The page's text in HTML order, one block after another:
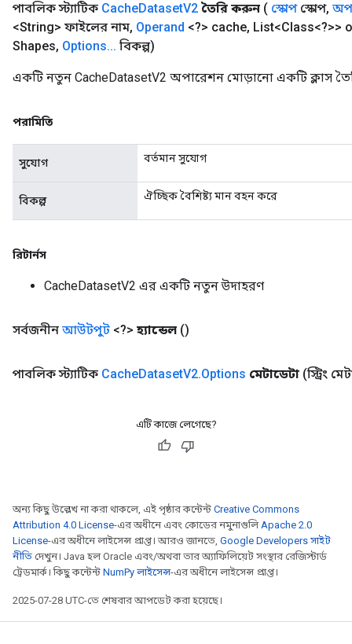
পাবলিক স্ট্যাটিক CacheDatasetV2 তৈরি করুন ( স্কোপস্কোপ,
<String> ফাইলের নাম, Operand <?> cache, List<Class<?>>
Shapes, Options... বিকল্প)
একটি নতুন CacheDatasetV2 অপারেশন মোড়ানো একটি ক্লাস
পরামিতি
সুযোগ বর্তমান সুযোগ
বিকল্প ঐচ্ছিক বৈশিষ্ট্য মান বহন করে
রিটার্নস
CacheDatasetV2 এর একটি নতুন উদাহরণ
সর্বজনীন আউটপুট <?> হ্যান্ডেল ()
পাবলিক স্ট্যাটিক CacheDatasetV2.Options মেটাডেটা (স্ট্রিং
এটি কাজে লেগেছে?
অন্য কিছু উল্লেখ না করা থাকলে, এই পৃষ্ঠার কন্টেন্ট Creative Commons
Attribution 4.0 License-এর অধীনে এবং কোডের নমুনাগুলিApache 2.0
License-এর অধীনে লাইসেন্স প্রাপ্ত। আরও জানতে, Google Developers সাইট
নীতি দেখুন। Java হল Oracle এবং/অথবা তার অ্যাফিলিয়েট সংস্থার রেজিস্টার্ড
ট্রেডমার্ক। কিছু কন্টেন্ট NumPy লাইসেন্স-এর অধীনে লাইসেন্স প্রাপ্ত।
2025-07-28 UTC-তে শেষবার আপডেট করা হয়েছে।